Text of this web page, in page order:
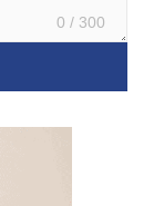
0 / 300